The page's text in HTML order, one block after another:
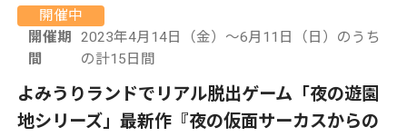
開催中
開催期
間
2023年4月14日（金）～6月11日（日）のうち
の計15日間
よみうりランドでリアル脱出ゲーム「夜の遊園
地シリーズ」最新作『夜の仮面サーカスからの